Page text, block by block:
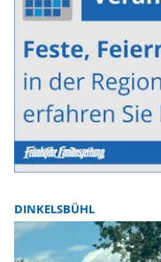
DINKELSBÜHL